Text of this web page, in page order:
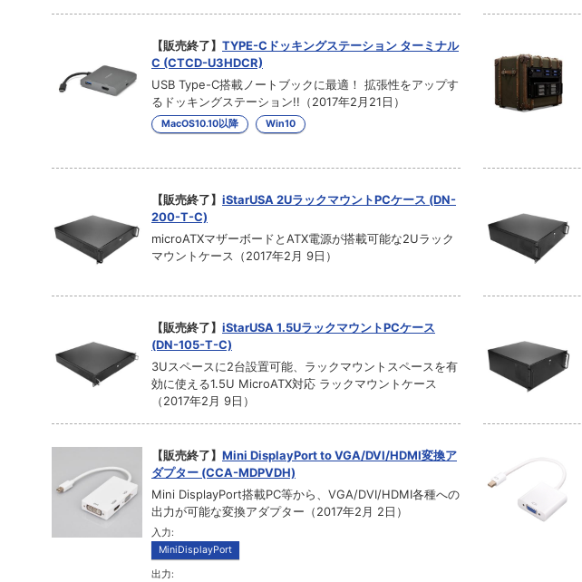
【販売終了】 TYPE-Cドッキングステーション ターミナル
C (CTCD-U3HDCR)
USB Type-C搭載ノートブックに最適！ 拡張性をアップす
るドッキングステーション!!（2017年2月21日）
MacOS10.10以降 Win10
【販売終了】 iStarUSA 2UラックマウントPCケース (DN-
200-T-C)
microATXマザーボードとATX電源が搭載可能な2Uラック
マウントケース（2017年2月 9日）
【販売終了】 iStarUSA 1.5UラックマウントPCケース
(DN-105-T-C)
3Uスペースに2台設置可能、ラックマウントスペースを有
効に使える1.5U MicroATX対応 ラックマウントケース
（2017年2月 9日）
【販売終了】 Mini DisplayPort to VGA/DVI/HDMI変換ア
ダプター (CCA-MDPVDH)
Mini DisplayPort搭載PC等から、VGA/DVI/HDMI各種への
出力が可能な変換アダプター（2017年2月 2日）
入力:
MiniDisplayPort
出力: